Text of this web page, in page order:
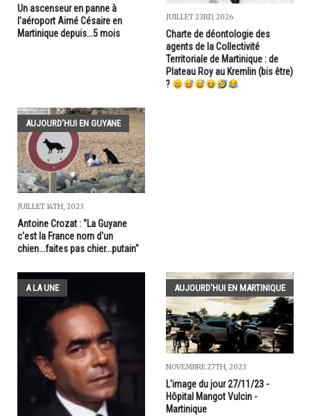
Un ascenseur en panne à
l'aéroport Aimé Césaire en
Martinique depuis...5 mois
JUILLET 23RD, 2026
Charte de déontologie des
agents de la Collectivité
Territoriale de Martinique : de
Plateau Roy au Kremlin (bis être)
?
AUJOURD'HUI EN GUYANE
JUILLET 14TH, 2023
Antoine Crozat : "La Guyane
c'est la France nom d'un
chien...faites pas chier...putain"
A LA UNE AUJOURD'HUI EN MARTINIQUE
NOVEMBRE 27TH, 2023
L'image du jour 27/11/23 -
Hôpital Mangot Vulcin -
Martinique